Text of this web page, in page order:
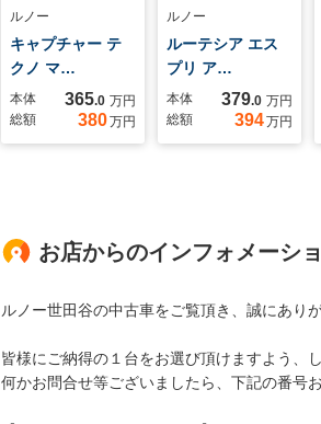
ルノー
キャプチャー テ
クノ マ…
本体 365.0 万円
総額
380万円
ルノー
ルーテシア エス
プリ ア…
本体 379.0 万円
総額
394万円
お店からのインフォメーシ
ルノー世田谷の中古車をご覧頂き、誠にあり
皆様にご納得の１台をお選び頂けますよう、
何かお問合せ等ございましたら、下記の番号